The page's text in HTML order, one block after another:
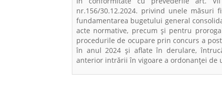
nr.156/30.12.2024. privind unele
fundamentarea bugetului general
acte normative, precum și pentru
procedurile de ocupare prin concurs a
în anul 2024 și aflate în derulare,
anterior intrării în vigoare a ordonanței de